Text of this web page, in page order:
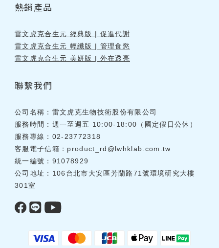
熱銷產品
雷文虎克合生元 經典版 | 促進代謝
雷文虎克合生元 輕纖版 | 管理食慾
雷文虎克合生元 美妍版 | 外在透亮
聯繫我們
公司名稱：雷文虎克生物技術股份有限公司
服務時間：週一至週五 10:00-18:00（國定假日公休）
服務專線：02-23772318
客服電子信箱： product_rd@lwhklab.com.tw
統一編號：91078929
公司地址：106台北市大安區芳蘭路71號環境研究大樓
301室